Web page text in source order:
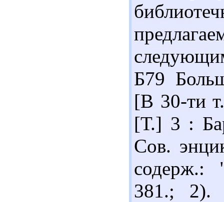
Б79
[В 30-ти
[Т.] 3 :
Сов.
содерж.:
381.; 2).